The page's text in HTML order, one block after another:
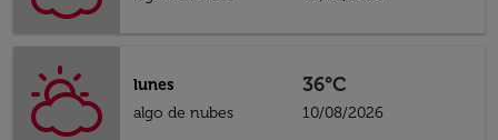
lunes
algo de nubes
36°C
10/08/2026